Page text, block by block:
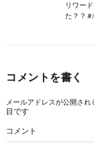
リワー
た？？
コメントを書く
メールアドレスが公開され
目です
コメント